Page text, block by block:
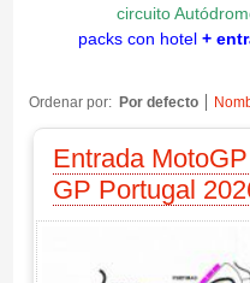
circuito
packs con hotel +
Ordenar por: Por defecto
Entrada
GP Portugal